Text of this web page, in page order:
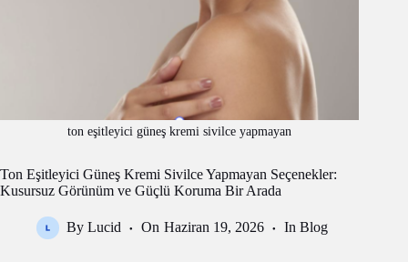
ton eşitleyici güneş kremi sivilce yapmayan
Ton Eşitleyici Güneş Kremi Sivilce Yapmayan Seçenekler:
Kusursuz Görünüm ve Güçlü Koruma Bir Arada
By Lucid On Haziran 19, 2026 In Blog